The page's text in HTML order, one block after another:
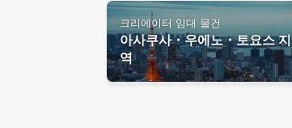
크리에이터 임대 물건
아사쿠사・우에노・토요스 지
역